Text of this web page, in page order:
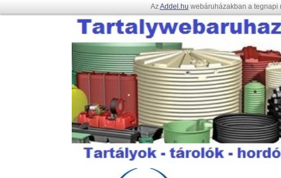
AzAddel.hu webáruházakban a tegnapi